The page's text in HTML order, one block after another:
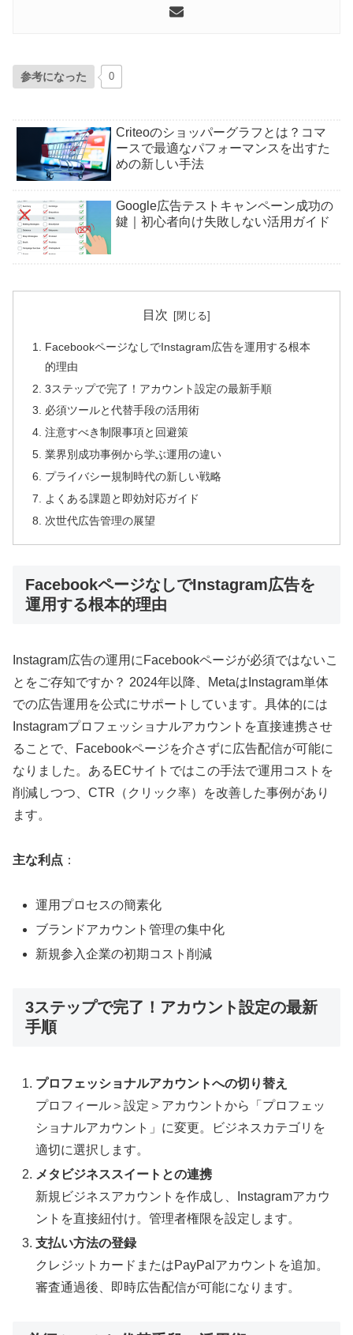
参考になった 0
Criteoのショッパーグラフとは？コマ
ースで最適なパフォーマンスを出すた
めの新しい手法
Google広告テストキャンペーン成功の
鍵｜初心者向け失敗しない活用ガイド
目次
FacebookページなしでInstagram広告を運用する根本
的理由
3ステップで完了！アカウント設定の最新手順
必須ツールと代替手段の活用術
注意すべき制限事項と回避策
業界別成功事例から学ぶ運用の違い
プライバシー規制時代の新しい戦略
よくある課題と即効対応ガイド
次世代広告管理の展望
FacebookページなしでInstagram広告を
運用する根本的理由
Instagram広告の運用にFacebookページが必須ではないこ
とをご存知ですか？ 2024年以降、MetaはInstagram単体
での広告運用を公式にサポートしています。具体的には
Instagramプロフェッショナルアカウントを直接連携させ
ることで、Facebookページを介さずに広告配信が可能に
なりました。あるECサイトではこの手法で運用コストを
削減しつつ、CTR（クリック率）を改善した事例があり
ます。
主な利点 ：
運用プロセスの簡素化
ブランドアカウント管理の集中化
新規参入企業の初期コスト削減
3ステップで完了！アカウント設定の最新
手順
プロフェッショナルアカウントへの切り替え
プロフィール＞設定＞アカウントから「プロフェッ
ショナルアカウント」に変更。ビジネスカテゴリを
適切に選択します。
メタビジネススイートとの連携
新規ビジネスアカウントを作成し、Instagramアカウ
ントを直接紐付け。管理者権限を設定します。
支払い方法の登録
クレジットカードまたはPayPalアカウントを追加。
審査通過後、即時広告配信が可能になります。